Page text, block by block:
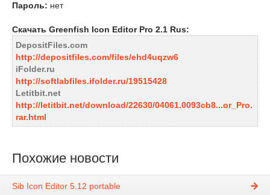
Пароль: нет
Скачать Greenfish Icon Editor Pro 2.1 Rus:
DepositFiles.com
http://depositfiles.com/files/ehd4uqzw6
iFolder.ru
http://softlabfiles.ifolder.ru/19515428
Letitbit.net
http://letitbit.net/download/22630/04061.0093cb8...or_Pro.
rar.html
Похожие новости
Sib Icon Editor 5.12 portable